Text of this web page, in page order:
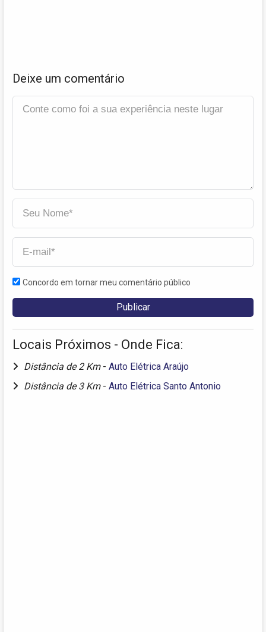
Deixe um comentário
Concordo em tornar meu comentário público
Locais Próximos - Onde Fica:
Distância de 2 Km - Auto Elétrica Araújo
Distância de 3 Km - Auto Elétrica Santo Antonio